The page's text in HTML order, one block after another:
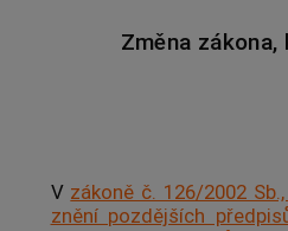
Změna
V zákoně č. 126/2002
znění pozdějších